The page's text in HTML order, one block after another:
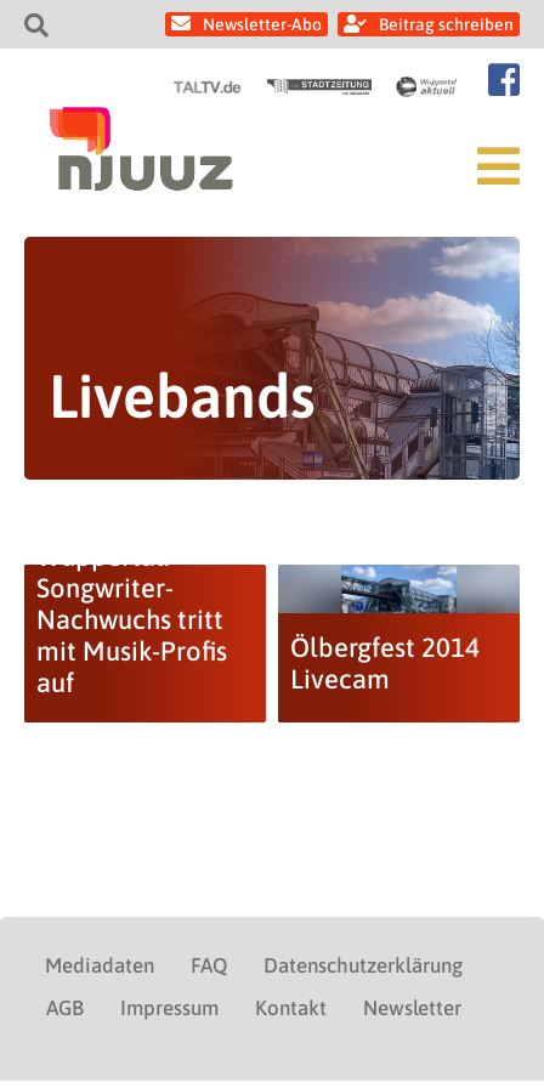
Newsletter-Abo Beitrag schreiben
Livebands
Songwriter-
Nachwuchs tritt
mit Musik-Profis
auf
Ölbergfest 2014
Livecam
Mediadaten FAQ
Datenschutzerklärung
AGB
Impressum Kontakt Newsletter